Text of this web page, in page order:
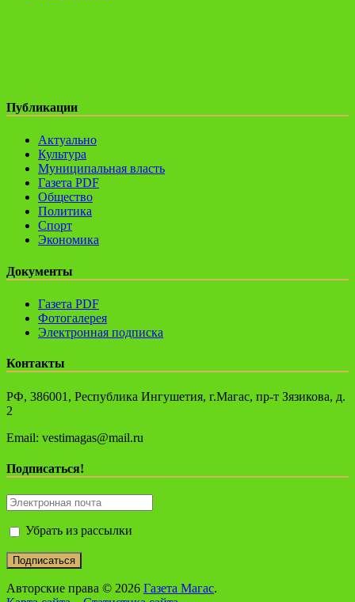
Публикации
Актуально
Культура
Муниципальная власть
Газета PDF
Общество
Политика
Спорт
Экономика
Документы
Газета PDF
Фотогалерея
Электронная подписка
Контакты
РФ, 386001, Республика Ингушетия, г.Магас, пр-т Зязикова, д.
2
Email: vestimagas@mail.ru
Подписаться!
Убрать из рассылки
Авторские права © 2026 Газета Магас.